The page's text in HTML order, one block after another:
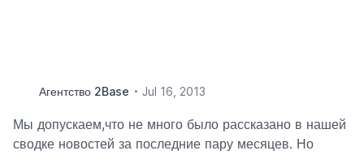
Агентство 2Base Jul 16, 2013
Мы допускаем,что не много было рассказано в нашей
сводке новостей за последние пару месяцев. Но